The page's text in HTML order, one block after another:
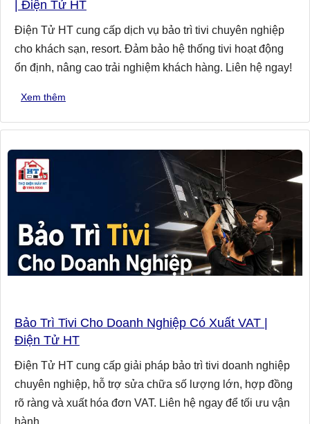
| Điện Tử HT
Điện Tử HT cung cấp dịch vụ bảo trì tivi chuyên nghiệp
cho khách sạn, resort. Đảm bảo hệ thống tivi hoạt động
ổn định, nâng cao trải nghiệm khách hàng. Liên hệ ngay!
Xem thêm
Bảo Trì Tivi Cho Doanh Nghiệp Có Xuất VAT |
Điện Tử HT
Điện Tử HT cung cấp giải pháp bảo trì tivi doanh nghiệp
chuyên nghiệp, hỗ trợ sửa chữa số lượng lớn, hợp đồng
rõ ràng và xuất hóa đơn VAT. Liên hệ ngay để tối ưu vận
hành.